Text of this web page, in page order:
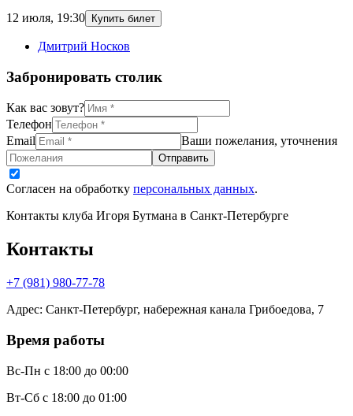
12 июля, 19:30 Купить билет
Дмитрий Носков
Забронировать столик
Как вас зовут?
Телефон
Email
Ваши пожелания, уточнения
Отправить
Согласен на обработку персональных данных.
Контакты клуба Игоря Бутмана в Санкт-Петербурге
Контакты
+7 (981) 980-77-78
Адрес: Санкт-Петербург, набережная канала Грибоедова, 7
Время работы
Вс-Пн с 18:00 до 00:00
Вт-Сб с 18:00 до 01:00